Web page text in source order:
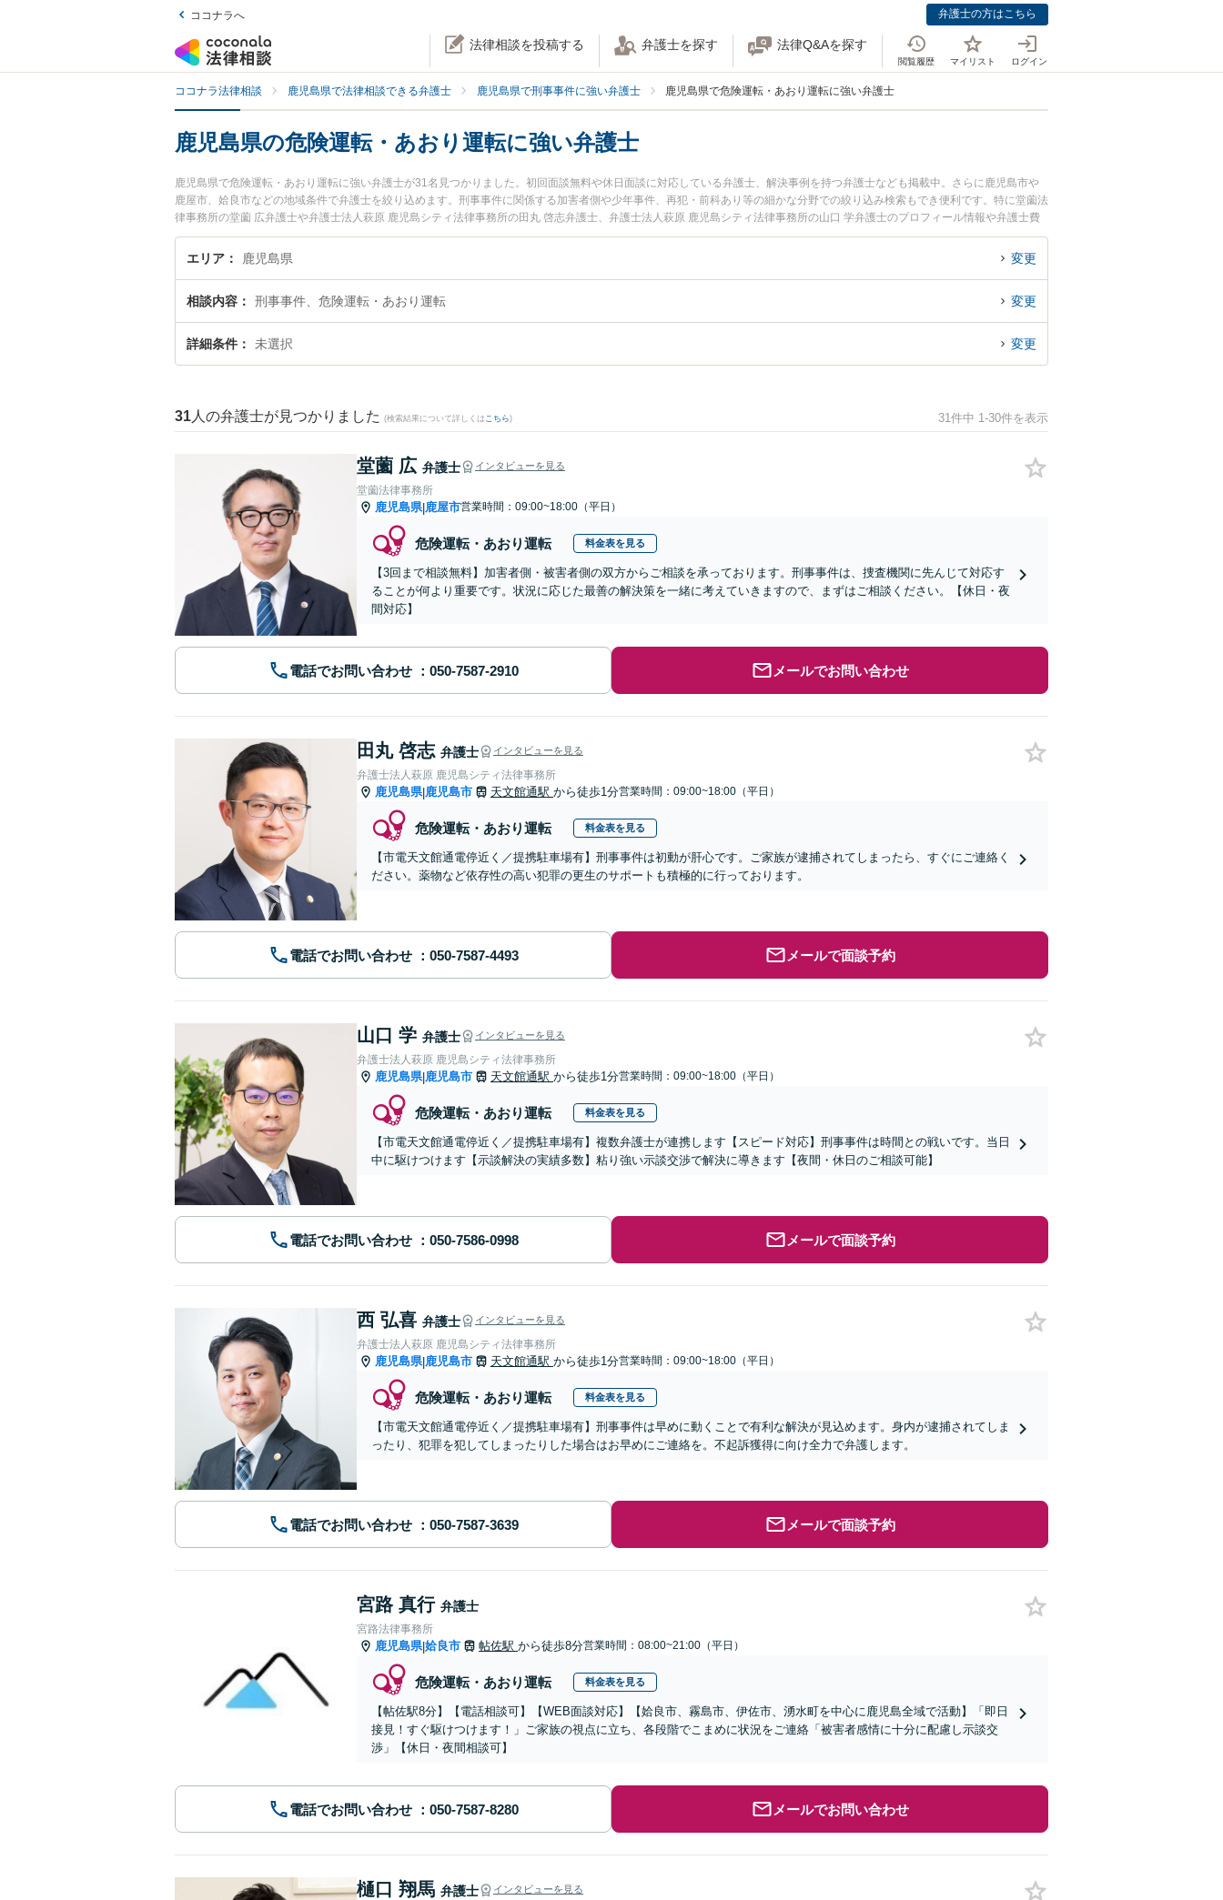
ココナラへ 弁護士の方はこちら
法律相談を投稿する 弁護士を探す 法律Q&Aを探す
閲覧履歴 マイリスト ログイン
ココナラ法律相談 鹿児島県で法律相談できる弁護士 鹿児島県で刑事事件に強い弁護士 鹿児島県で危険運転・あおり運転に強い弁護士
鹿児島県の危険運転・あおり運転に強い弁護士
鹿児島県で危険運転・あおり運転に強い弁護士が31名見つかりました。初回面談無料や休日面談に対応している弁護士、解決事例を持つ弁護士なども掲載中。さらに鹿児島市や
鹿屋市、姶良市などの地域条件で弁護士を絞り込めます。刑事事件に関係する加害者側や少年事件、再犯・前科あり等の細かな分野での絞り込み検索もでき便利です。特に堂薗法
律事務所の堂薗 広弁護士や弁護士法人萩原 鹿児島シティ法律事務所の田丸 啓志弁護士、弁護士法人萩原 鹿児島シティ法律事務所の山口 学弁護士のプロフィール情報や弁護士費
用、強みなどが注目されています。『鹿児島県で土日や夜間に発生した危険運転・あおり運転のトラブルを今すぐに弁護士に相談したい』『危険運転・あおり運転のトラブル解決
の実績豊富な近くの弁護士を検索したい』『初回相談無料で危険運転・あおり運転を法律相談できる鹿児島県内の弁護士に相談予約したい』などでお困りの相談者さんにおすすめ
エリア 鹿児島県 変更
相談内容 刑事事件、危険運転・あおり運転 変更
詳細条件 未選択 変更
31 人の弁護士が見つかりました (検索結果について詳しくは こちら) 31件中 1-30件を表示
堂薗 広 弁護士 インタビューを見る
堂薗法律事務所
鹿児島県|鹿屋市営業時間：09:00~18:00（平日）
危険運転・あおり運転 料金表を見る
【3回まで相談無料】加害者側・被害者側の双方からご相談を承っております。刑事事件は、捜査機関に先んじて対応す
ることが何より重要です。状況に応じた最善の解決策を一緒に考えていきますので、まずはご相談ください。【休日・夜
間対応】
電話でお問い合わせ メールでお問い合わせ
田丸 啓志 弁護士 インタビューを見る
弁護士法人萩原 鹿児島シティ法律事務所
鹿児島県|鹿児島市 天文館通駅 から徒歩1分営業時間：09:00~18:00（平日）
危険運転・あおり運転 料金表を見る
【市電天文館通電停近く／提携駐車場有】刑事事件は初動が肝心です。ご家族が逮捕されてしまったら、すぐにご連絡く
ださい。薬物など依存性の高い犯罪の更生のサポートも積極的に行っております。
電話でお問い合わせ メールで面談予約
山口 学 弁護士 インタビューを見る
弁護士法人萩原 鹿児島シティ法律事務所
鹿児島県|鹿児島市 天文館通駅 から徒歩1分営業時間：09:00~18:00（平日）
危険運転・あおり運転 料金表を見る
【市電天文館通電停近く／提携駐車場有】複数弁護士が連携します【スピード対応】刑事事件は時間との戦いです。当日
中に駆けつけます【示談解決の実績多数】粘り強い示談交渉で解決に導きます【夜間・休日のご相談可能】
電話でお問い合わせ メールで面談予約
西 弘喜 弁護士 インタビューを見る
弁護士法人萩原 鹿児島シティ法律事務所
鹿児島県|鹿児島市 天文館通駅 から徒歩1分営業時間：09:00~18:00（平日）
危険運転・あおり運転 料金表を見る
【市電天文館通電停近く／提携駐車場有】刑事事件は早めに動くことで有利な解決が見込めます。身内が逮捕されてしま
ったり、犯罪を犯してしまったりした場合はお早めにご連絡を。不起訴獲得に向け全力で弁護します。
電話でお問い合わせ メールで面談予約
宮路 真行 弁護士
宮路法律事務所
鹿児島県|姶良市 帖佐駅 から徒歩8分営業時間：08:00~21:00（平日）
危険運転・あおり運転 料金表を見る
【帖佐駅8分】【電話相談可】【WEB面談対応】【姶良市、霧島市、伊佐市、湧水町を中心に鹿児島全域で活動】「即日
接見！すぐ駆けつけます！」ご家族の視点に立ち、各段階でこまめに状況をご連絡「被害者感情に十分に配慮し示談交
渉」【休日・夜間相談可】
電話でお問い合わせ メールでお問い合わせ
樋口 翔馬 弁護士 インタビューを見る